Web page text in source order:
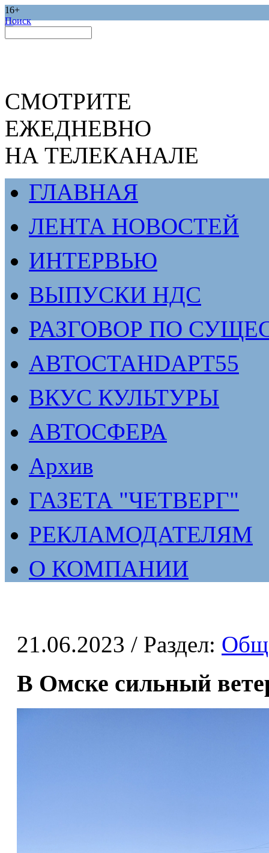
16+
Поиск
СМОТРИТЕ
ЕЖЕДНЕВНО
НА ТЕЛЕКАНАЛЕ
ГЛАВНАЯ
ЛЕНТА НОВОСТЕЙ
ИНТЕРВЬЮ
ВЫПУСКИ НДС
РАЗГОВОР ПО
АВТОСТАНDАРТ55
ВКУС КУЛЬТУРЫ
АВТОСФЕРА
Архив
ГАЗЕТА "ЧЕТВЕРГ"
РЕКЛАМОДАТЕЛЯМ
О КОМПАНИИ
21.06.2023 / Раздел:
В Омске сильный